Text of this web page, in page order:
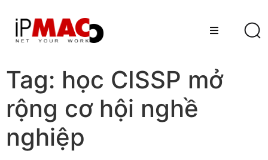
Tag: học CISSP mở
rộng cơ hội nghề
nghiệp